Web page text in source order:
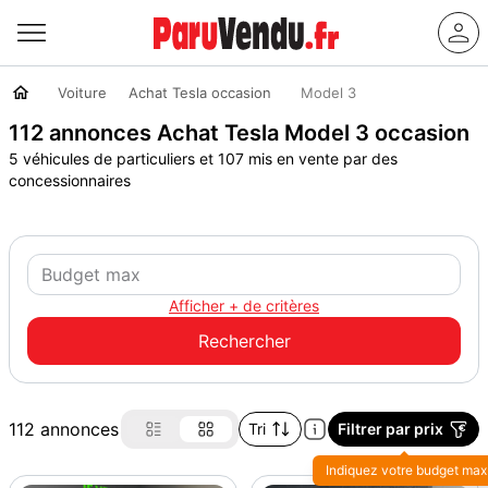
Voiture Achat Tesla occasion Model 3
112 annonces Achat Tesla Model 3 occasion
5 véhicules de particuliers et 107 mis en vente par des
concessionnaires
Afficher + de critères
112 annonces Tri Filtrer par prix
Indiquez votre budget max